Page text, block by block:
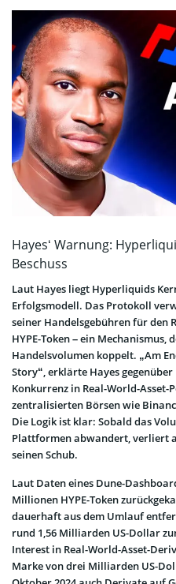
Hayes‘ Warnung:
Beschuss
Laut Hayes liegt Hyperliquids
Erfolgsmodell. Das Protokoll
seiner Handelsgebühren für den
HYPE-Token – ein
Handelsvolumen koppelt. „Am
Story“, erklärte Hayes
Konkurrenz in Real-World-Asset-
zentralisierten Börsen wie
Die Logik ist klar: Sobald das
Plattformen abwandert, verliert
seinen Schub.
Laut Daten eines Dune-
Millionen HYPE-Token
dauerhaft aus dem Umlauf
rund 1,56 Milliarden US-Dollar
Interest in Real-World-Asset-
Marke von drei Milliarden US-